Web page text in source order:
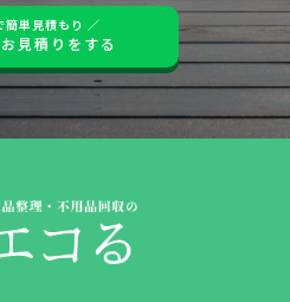
簡単見積もり ／
見積りをする